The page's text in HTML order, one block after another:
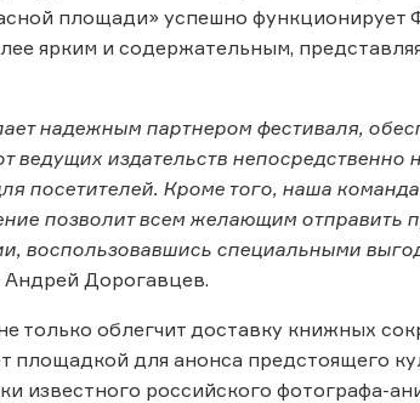
площади» успешно функционирует
ярким и содержательным,
надежным партнером фестиваля,
ведущих издательств
посетителей. Кроме того, наша
позволит всем желающим
воспользовавшись специальными
Андрей Дорогавцев.
только облегчит доставку книжных
площадкой для анонса предстоящего
известного российского фотографа-